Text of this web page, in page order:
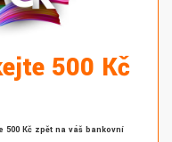
500 Kč
Kč zpět na váš bankovní